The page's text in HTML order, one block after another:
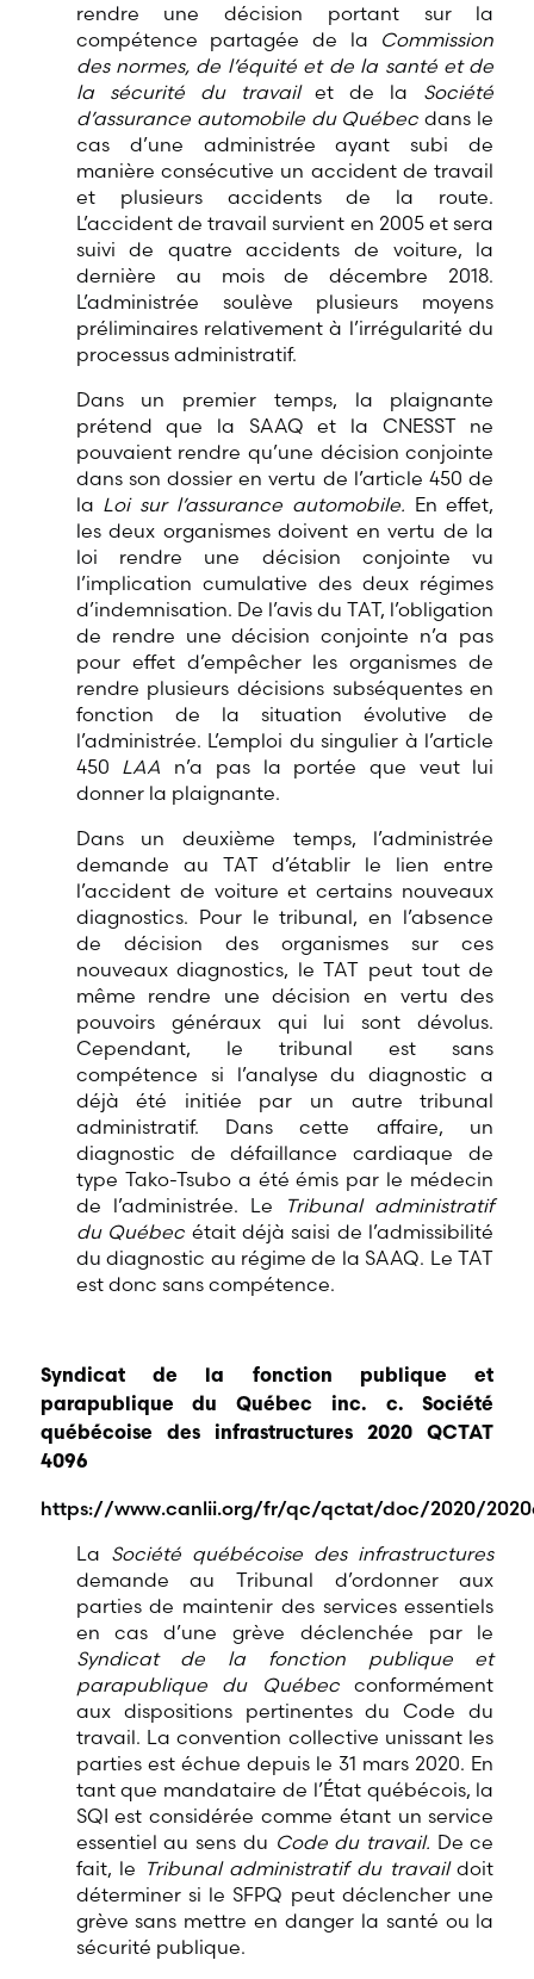
rendre une décision portant sur la
compétence partagée de la Commission
des normes, de l’équité et de la santé et de
la sécurité du travailet de la Société
d’assurance automobile du Québec dans le
cas d’une administrée ayant subi de
manière consécutive un accident de travail
et plusieurs accidents de la route.
L’accident de travail survient en 2005 et sera
suivi de quatre accidents de voiture, la
dernière au mois de décembre 2018.
L’administrée soulève plusieurs moyens
préliminaires relativement à l’irrégularité du
processus administratif.
Dans un premier temps, la plaignante
prétend que la SAAQ et la CNESST ne
pouvaient rendre qu’une décision conjointe
dans son dossier en vertu de l’article 450 de
la Loi sur l’assurance automobile. En effet,
les deux organismes doivent en vertu de la
loi rendre une décision conjointe vu
l’implication cumulative des deux régimes
d’indemnisation. De l’avis du TAT, l’obligation
de rendre une décision conjointe n’a pas
pour effet d’empêcher les organismes de
rendre plusieurs décisions subséquentes en
fonction de la situation évolutive de
l’administrée. L’emploi du singulier à l’article
450 LAA n’a pas la portée que veut lui
donner la plaignante.
Dans un deuxième temps, l’administrée
demande au TAT d’établir le lien entre
l’accident de voiture et certains nouveaux
diagnostics. Pour le tribunal, en l’absence
de décision des organismes sur ces
nouveaux diagnostics, le TAT peut tout de
même rendre une décision en vertu des
pouvoirs généraux qui lui sont dévolus.
Cependant, le tribunal est sans
compétence si l’analyse du diagnostic a
déjà été initiée par un autre tribunal
administratif. Dans cette affaire, un
diagnostic de défaillance cardiaque de
type Tako-Tsubo a été émis par le médecin
de l’administrée. Le
Tribunal administratif
du Québec était déjà saisi de l’admissibilité
du diagnostic au régime de la SAAQ. Le TAT
est donc sans compétence.
Syndicat de la fonction publique et
parapublique du Québec inc. c. Société
québécoise des infrastructures 2020 QCTAT
4096
https://www.canlii.org/fr/qc/qctat/doc/2020/
La Société québécoise des infrastructures
demande au Tribunal d’ordonner aux
parties de maintenir des services essentiels
en cas d’une grève déclenchée par le
Syndicat de la fonction publique et
parapublique du Québecconformément
aux dispositions pertinentes du Code du
travail. La convention collective unissant les
parties est échue depuis le 31 mars 2020. En
tant que mandataire de l’État québécois, la
SQI est considérée comme étant un service
essentiel au sens du Code du travail. De ce
fait, le Tribunal administratif du travaildoit
déterminer si le SFPQ peut déclencher une
grève sans mettre en danger la santé ou la
sécurité publique.